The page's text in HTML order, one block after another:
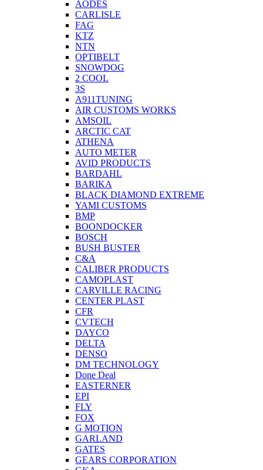
AODES
CARLISLE
FAG
KTZ
NTN
OPTIBELT
SNOWDOG
2 СOOL
3S
A911TUNING
AIR CUSTOMS WORKS
AMSOIL
ARCTIC CAT
ATHENA
AUTO METER
AVID PRODUCTS
BARDAHL
BARIKA
BLACK DIAMOND EXTREME
YAMI CUSTOMS
BMP
BOONDOCKER
BOSCH
BUSH BUSTER
C&A
CALIBER PRODUCTS
CAMOPLAST
CARVILLE RACING
CENTER PLAST
CFR
CVTECH
DAYCO
DELTA
DENSO
DM TECHNOLOGY
Done Deal
EASTERNER
EPI
FLY
FOX
G MOTION
GARLAND
GATES
GEARS CORPORATION